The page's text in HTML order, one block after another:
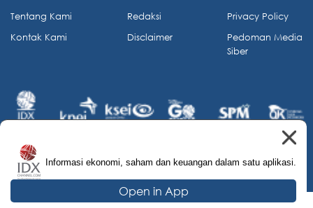
Informasi ekonomi, saham dan keuangan dalam satu aplikasi.
Open in App
Tentang Kami
Kontak Kami
Redaksi
Disclaimer
Privacy Policy
Pedoman Media
Siber
© 2026 IDX Channel. All Rights Reserved.